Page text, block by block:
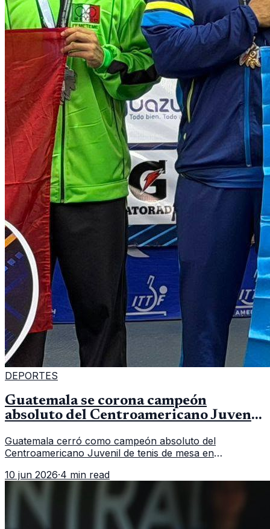
DEPORTES
Guatemala se corona campeón
absoluto del Centroamericano Juvenil
Guatemala cerró como campeón absoluto del
Centroamericano Juvenil de tenis de mesa en
cobertura oficial difundida por CDAG.
10 jun 2026·4 min read